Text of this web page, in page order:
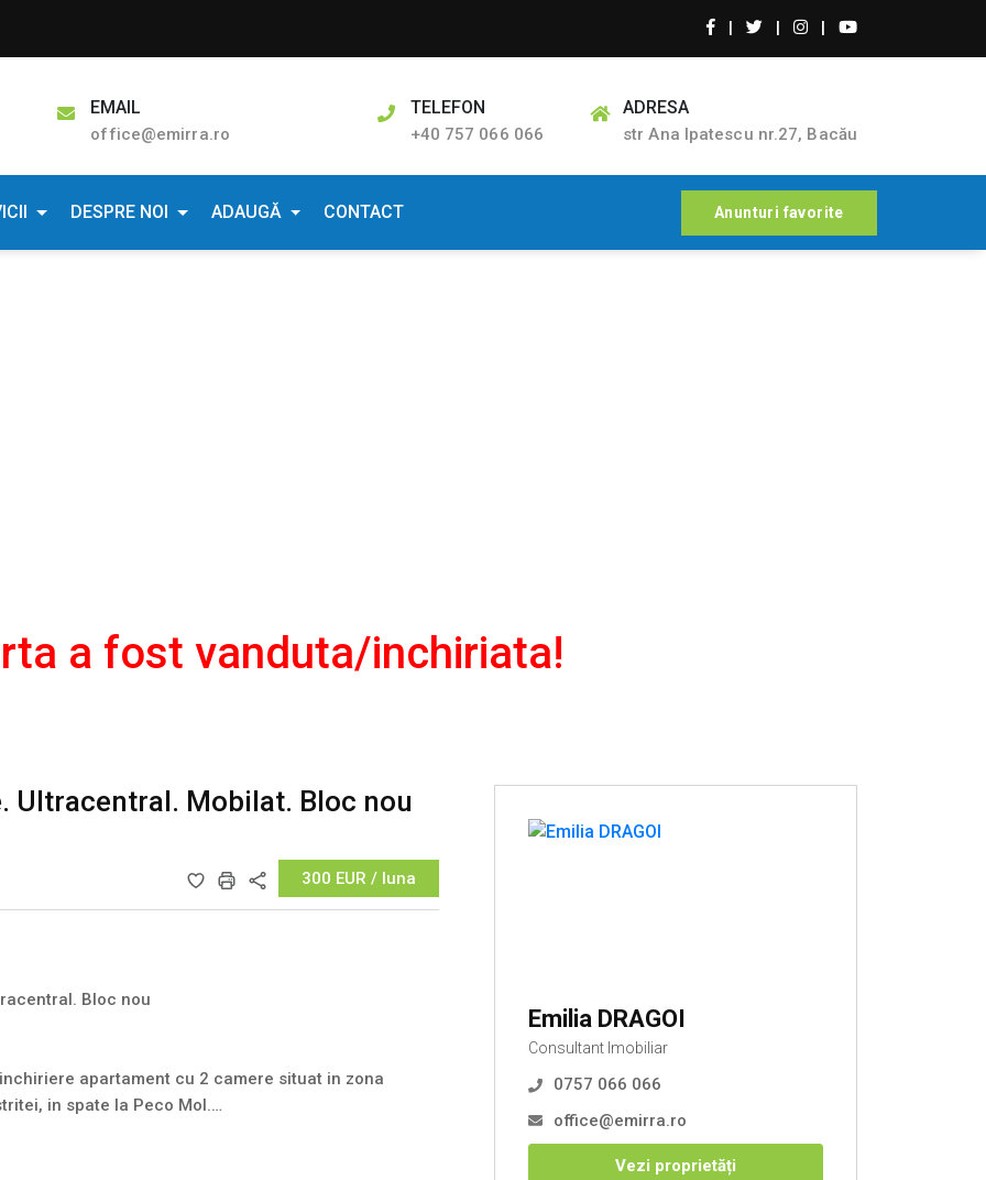
| | |
EMAIL
office@emirra.ro
TELEFON
+40 757 066 066
ADRESA
str Ana Ipatescu nr.27, Bacău
DESPRE NOI ADAUGĂ CONTACT Anunturi favorite
a fost vanduta/inchiriata!
Ultracentral. Mobilat. Bloc nou
300 EUR / luna
Bloc nou
apartament cu 2 camere situat in zona
in spate la Peco Mol.
Emilia DRAGOI
Consultant Imobiliar
0757 066 066
office@emirra.ro
Vezi proprietăți